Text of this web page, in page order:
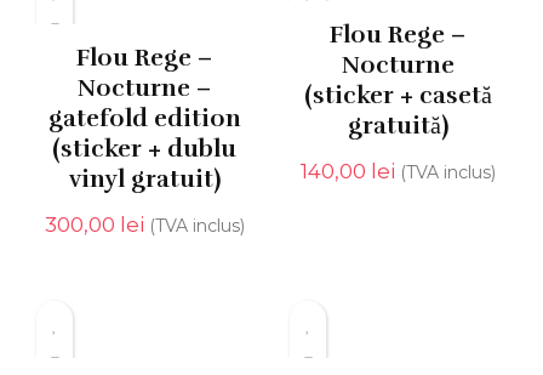
Flou Rege –
Nocturne –
gatefold edition
(sticker + dublu
vinyl gratuit)
300,00 lei (TVA inclus)
Flou Rege –
Nocturne
(sticker + casetă
gratuită)
140,00 lei (TVA inclus)